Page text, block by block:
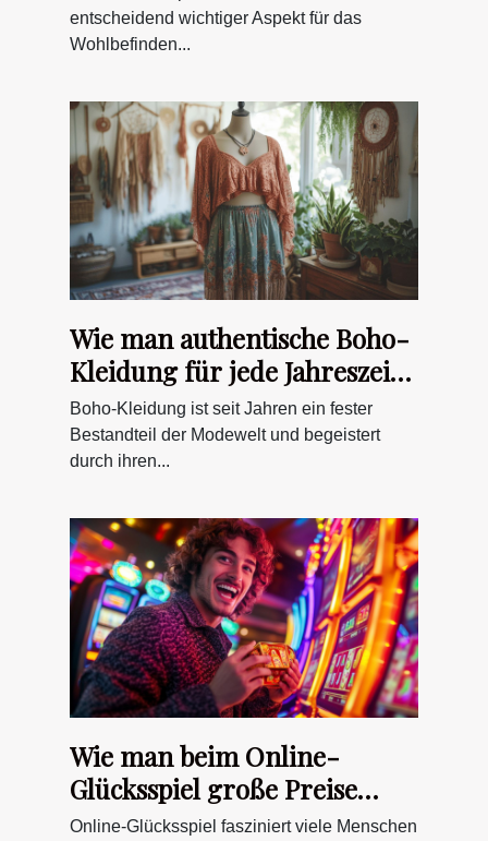
Katzengrößen?
entscheidend wichtiger Aspekt für das
Wohlbefinden...
Wie man authentische Boho-
Kleidung für jede Jahreszeit
stylt
Boho-Kleidung ist seit Jahren ein fester
Bestandteil der Modewelt und begeistert
durch ihren...
Wie man beim Online-
Glücksspiel große Preise
sicher gewinnt
Online-Glücksspiel fasziniert viele Menschen